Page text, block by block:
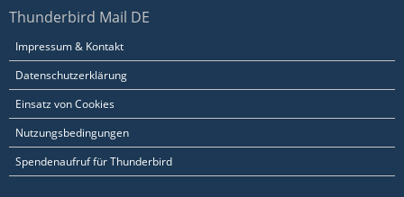
Thunderbird Mail DE
Impressum & Kontakt
Datenschutzerklärung
Einsatz von Cookies
Nutzungsbedingungen
Spendenaufruf für Thunderbird